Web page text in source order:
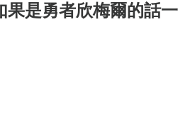
是勇者欣梅爾的話一